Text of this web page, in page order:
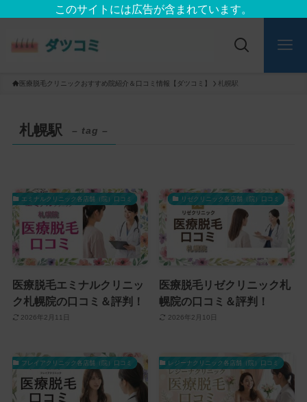
このサイトには広告が含まれています。
医療脱毛クリニックおすすめ院紹介＆口コミ情報【ダツコミ】 札幌駅
札幌駅 – tag –
エミナルクリニック各店舗（院）口コミ
医療脱毛エミナルクリニッ
ク札幌院の口コミ＆評判！
2026年2月11日
リゼクリニック各店舗（院）口コミ
医療脱毛リゼクリニック札
幌院の口コミ＆評判！
2026年2月10日
フレイアクリニック各店舗（院）口コミ レジーナクリニック各店舗（院）口コミ